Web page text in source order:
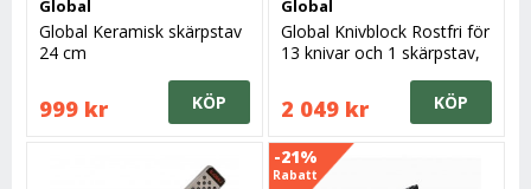
Global
Global Keramisk skärpstav
24 cm
999 kr KÖP
Global
Global Knivblock Rostfri för
13 knivar och 1 skärpstav,
2 049 kr KÖP
-21%
Rabatt